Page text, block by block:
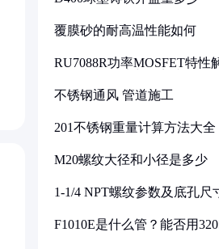
覆膜砂的耐高温性能如何
RU7088R功率MOSFET特性
不锈钢通风 管道施工
201不锈钢重量计算方法大全
M20螺纹大径和小径是多少
1-1/4 NPT螺纹参数及底孔尺
F1010E是什么管？能否用